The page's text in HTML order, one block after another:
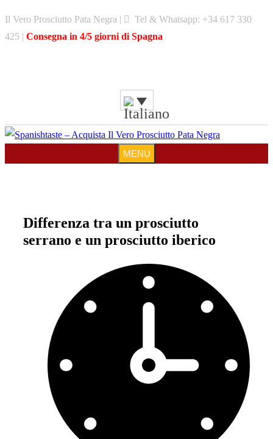
Il Vero Prosciutto Pata Negra |
Tel & Whatsapp: +34 617 330
425 | Consegna in 4/5 giorni di Spagna
MENU
MENU
Differenza tra un prosciutto
serrano e un prosciutto iberico